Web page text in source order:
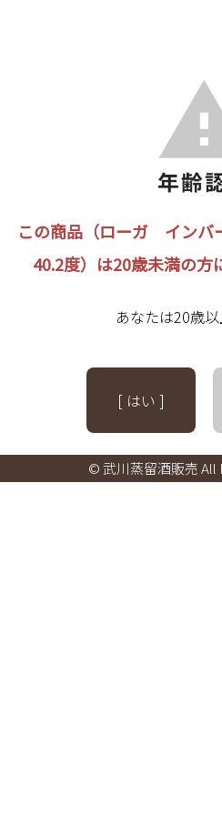
この商品（ローガ インバ
40.2度）は20歳未満の方
あなたは20歳
[ はい ]
© 武川蒸留酒販売 All